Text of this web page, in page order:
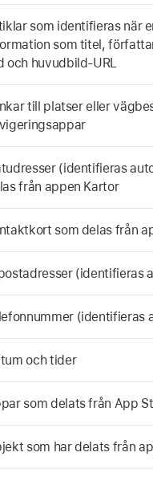
som identifieras när
som titel,
och huvudbild-URL
till platser eller
(identifieras
från appen Kartor
som delas från
(identifieras
(identifieras
och tider
som delats från App
som har delats från